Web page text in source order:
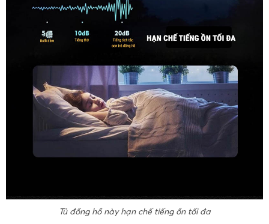
Tủ đồng hồ này hạn chế tiếng ồn tối đa